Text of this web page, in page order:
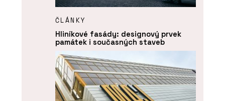
ČLÁNKY
Hliníkové fasády: designový prvek
památek i současných staveb